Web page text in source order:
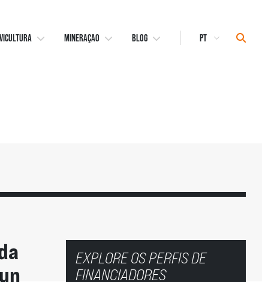
MINERAÇAO BLOG
Select
EXPLORE OS PERFIS DE
FINANCIADORES